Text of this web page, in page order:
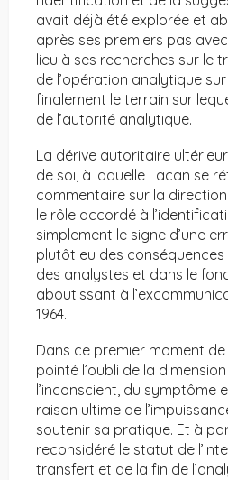
avait déjà été explorée et
après ses premiers pas
lieu à ses recherches sur le
de l’opération analytique
finalement le terrain sur
de l’autorité analytique.
La dérive autoritaire
de soi, à laquelle Lacan se
commentaire sur la
le rôle accordé à
simplement le signe d’une
plutôt eu des
des analystes et dans le
aboutissant à
1964.
Dans ce premier moment
pointé l’oubli de la
l’inconscient, du symptôme
raison ultime de
soutenir sa pratique. Et à
reconsidéré le statut de
transfert et de la fin de